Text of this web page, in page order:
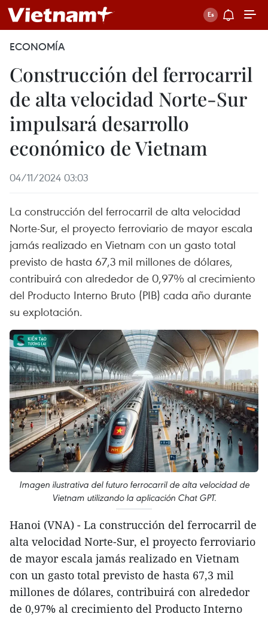
ECONOMÍA
Construcción del ferrocarril
de alta velocidad Norte-Sur
impulsará desarrollo
económico de Vietnam
04/11/2024 03:03
La construcción del ferrocarril de alta velocidad
Norte-Sur, el proyecto ferroviario de mayor escala
jamás realizado en Vietnam con un gasto total
previsto de hasta 67,3 mil millones de dólares,
contribuirá con alrededor de 0,97% al crecimiento
del Producto Interno Bruto (PIB) cada año durante
su explotación.
Imagen ilustrativa del futuro ferrocarril de alta velocidad de
Vietnam utilizando la aplicación Chat GPT.
Hanoi (VNA) - La construcción del ferrocarril de
alta velocidad Norte-Sur, el proyecto ferroviario
de mayor escala jamás realizado en Vietnam
con un gasto total previsto de hasta 67,3 mil
millones de dólares, contribuirá con alrededor
de 0,97% al crecimiento del Producto Interno